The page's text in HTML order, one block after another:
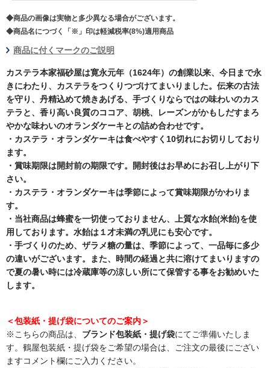
◆商品の画像は実物と多少異なる場合がございます。
◆商品名につづく「※」印は軽減税率(8%)適用商品
商品に付くマークのご説明
カステラ本家福砂屋は寛永元年（1624年）の創業以来、今日まで永
きにわたり、カステラをつくりつづけてまいりました。伝来の古法
を守り、丹精込めて焼きあげる、手づくりならではの味わいのカス
テラと、香り高い良質のココア、胡桃、レーズンがかもしだすまろ
やかな味わいのオランダケーキとの詰め合わせです。
・カステラ・オランダケーキは食べやすく10切れにお切りしており
ます。
・賞味期限は開封前の期限です。開封後はお早めにお召し上がり下
さい。
・カステラ・オランダケーキは季節によって賞味期限がかわりま
す。
・当社商品は蜂蜜を一切使っておりません、上質な水飴(米飴)を使
用しております。水飴は１才未満の乳児にも安心です。
・手づくりのため、ザラメ糖の量は、季節によって、一品毎に多少
の違いがございます。また、時間の経過と共に溶けてまいりますの
で夏の暑い時には冷蔵庫等の涼しい所にて保管する事をお勧めいた
します。
＜包装紙・提げ袋についてのご案内＞
※こちらの商品は、 ブランド包装紙・提げ袋にてご準備いたしま
す。鶴屋包装紙・提げ袋をご希望の場合は、ご注文の最後にござい
ますコメント欄にご入力ください。